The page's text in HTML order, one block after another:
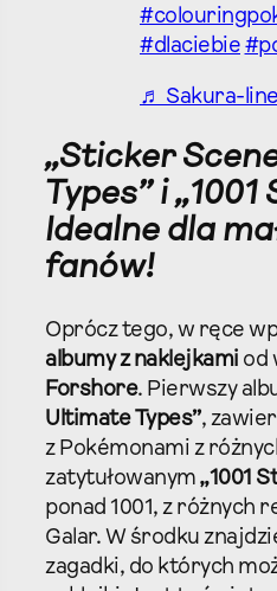
#dlaciebie
♬ Sakura-
„Sticker
Types” i
Idealne dla
fanów!
Oprócz tego, w ręce
albumy z naklejkami od
Forshore. Pierwszy
Ultimate Types”,
z Pokémonami z
zatytułowanym „1001
ponad 1001, z różnych
Galar. W środku
zagadki, do których